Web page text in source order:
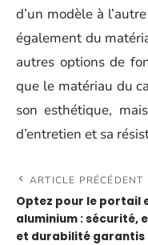
d’un modèle à
également du
autres options de
que le matériau du
son esthétique,
d’entretien et sa
ARTICLE PRÉCÉDENT
Optez pour le portail
aluminium : sécurité,
et durabilité garantis